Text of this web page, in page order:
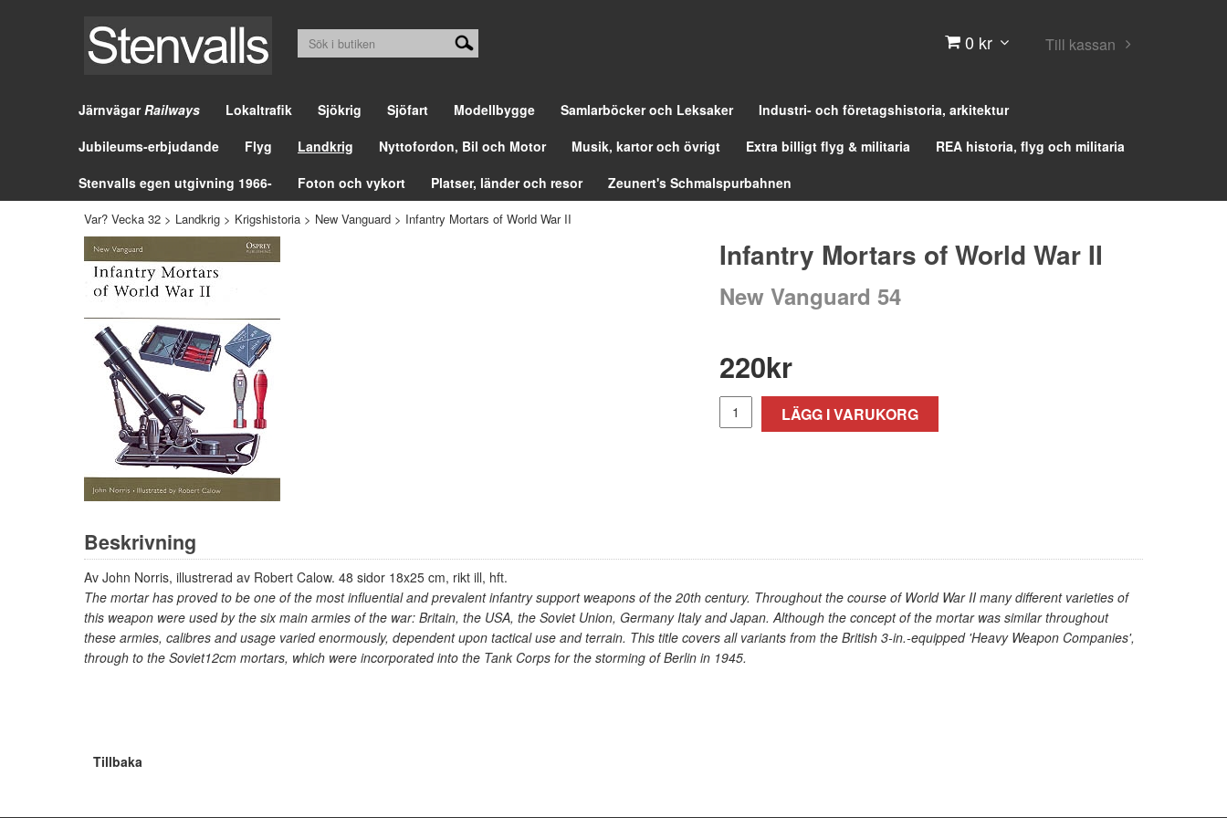
0 kr Till kassan
JärnvägarRailways Lokaltrafik Sjökrig Sjöfart Modellbygge Samlarböcker och Leksaker
Industri- och företagshistoria, arkitektur
Jubileums-erbjudande
Flyg Landkrig Nyttofordon, Bil och Motor Musik, kartor och övrigt Extra billigt flyg & militaria
REA historia, flyg och militaria
Stenvalls egen utgivning 1966-
Foton och vykort Platser, länder och resor Zeunert's Schmalspurbahnen
Var? Vecka 32 > Landkrig > Krigshistoria > New Vanguard > Infantry Mortars of World War II
Infantry Mortars of World War II
New Vanguard 54
220kr
LÄGG I VARUKORG
Beskrivning
Av John Norris, illustrerad av Robert Calow. 48 sidor 18x25 cm, rikt ill, hft.
The mortar has proved to be one of the most influential and prevalent infantry support weapons of the 20th century. Throughout the course of World War II many different varieties of
this weapon were used by the six main armies of the war: Britain, the USA, the Soviet Union, Germany Italy and Japan. Although the concept of the mortar was similar throughout
these armies, calibres and usage varied enormously, dependent upon tactical use and terrain. This title covers all variants from the British 3-in.-equipped 'Heavy Weapon Companies',
through to the Soviet12cm mortars, which were incorporated into the Tank Corps for the storming of Berlin in 1945.
Tillbaka